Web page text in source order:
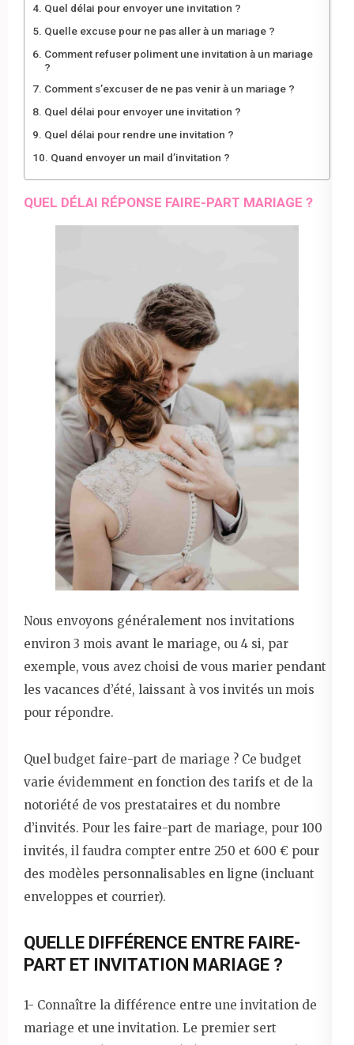
Quel délai pour envoyer une invitation ?
Quelle excuse pour ne pas aller à un mariage ?
Comment refuser poliment une invitation à un mariage
?
Comment s’excuser de ne pas venir à un mariage ?
Quel délai pour envoyer une invitation ?
Quel délai pour rendre une invitation ?
Quand envoyer un mail d’invitation ?
QUEL DÉLAI RÉPONSE FAIRE-PART MARIAGE ?
Nous envoyons généralement nos invitations
environ 3 mois avant le mariage, ou 4 si, par
exemple, vous avez choisi de vous marier pendant
les vacances d’été, laissant à vos invités un mois
pour répondre.
Quel budget faire-part de mariage ? Ce budget
varie évidemment en fonction des tarifs et de la
notoriété de vos prestataires et du nombre
d’invités. Pour les faire-part de mariage, pour 100
invités, il faudra compter entre 250 et 600 € pour
des modèles personnalisables en ligne (incluant
enveloppes et courrier).
QUELLE DIFFÉRENCE ENTRE FAIRE-
PART ET INVITATION MARIAGE ?
1- Connaître la différence entre une invitation de
mariage et une invitation. Le premier sert